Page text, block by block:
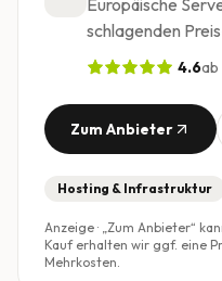
Europäische
schlagenden
4.6
Zum Anbieter
Hosting & Infrastruktur
Anzeige · „Zum Anbieter“
Kauf erhalten wir ggf. eine
Mehrkosten.